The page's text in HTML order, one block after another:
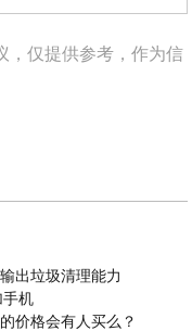
，仅提供参考，作为信
出垃圾清理能力
手机
价格会有人买么？